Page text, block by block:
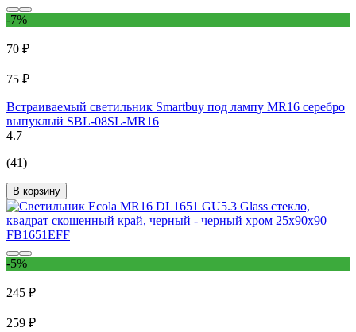
-7%
70 ₽
75 ₽
Встраиваемый светильник Smartbuy под лампу MR16 серебро
выпуклый SBL-08SL-MR16
4.7
(41)
В корзину
-5%
245 ₽
259 ₽